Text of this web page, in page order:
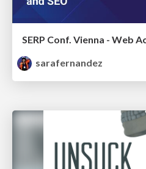
sarafernandez